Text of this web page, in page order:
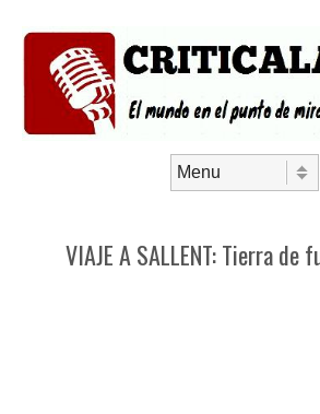
VIAJE A SALLENT: Tierra de